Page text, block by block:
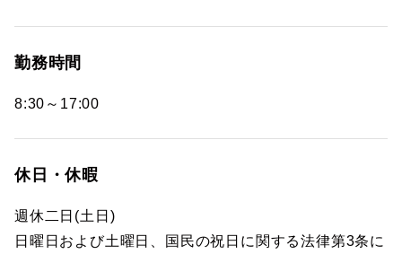
勤務時間
8:30～17:00
休日・休暇
週休二日(土日)
日曜日および土曜日、国民の祝日に関する法律第3条に